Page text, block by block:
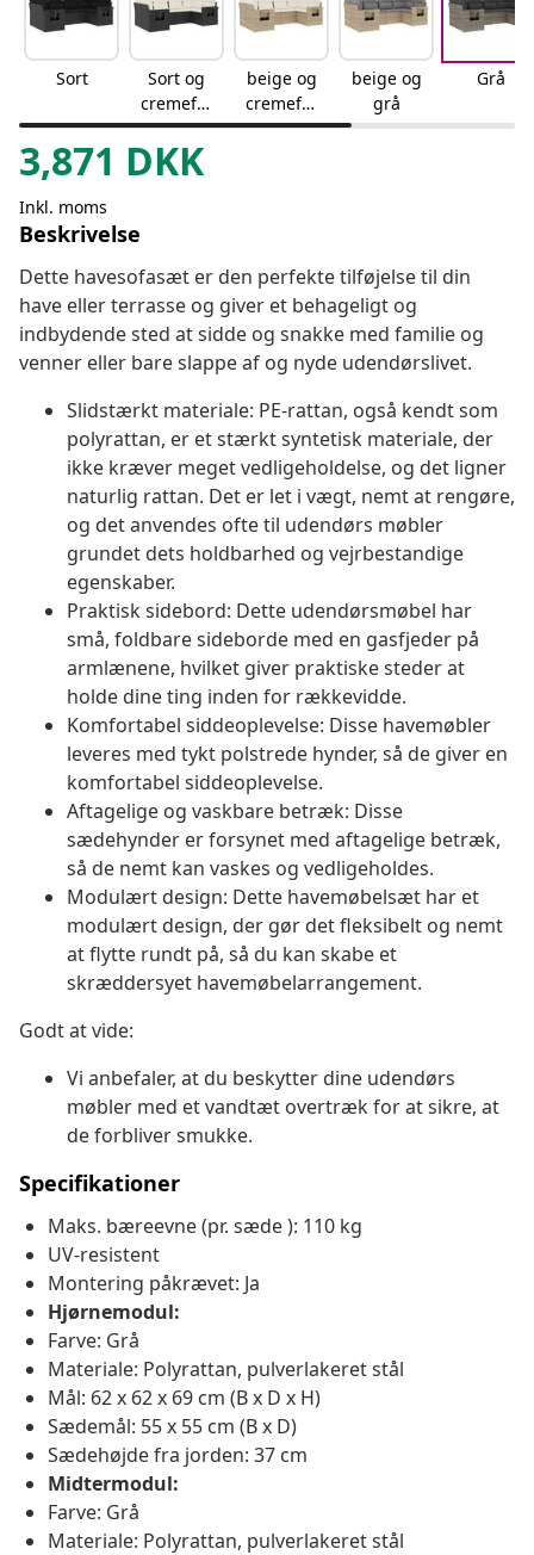
Sort
Sort og
cremefar
vet
beige og
cremefar
vet
beige og
grå
Grå
3,871 DKK
Inkl. moms
Beskrivelse
Dette havesofasæt er den perfekte tilføjelse til din
have eller terrasse og giver et behageligt og
indbydende sted at sidde og snakke med familie og
venner eller bare slappe af og nyde udendørslivet.
Slidstærkt materiale: PE-rattan, også kendt som
polyrattan, er et stærkt syntetisk materiale, der
ikke kræver meget vedligeholdelse, og det ligner
naturlig rattan. Det er let i vægt, nemt at rengøre,
og det anvendes ofte til udendørs møbler
grundet dets holdbarhed og vejrbestandige
egenskaber.
Praktisk sidebord: Dette udendørsmøbel har
små, foldbare sideborde med en gasfjeder på
armlænene, hvilket giver praktiske steder at
holde dine ting inden for rækkevidde.
Komfortabel siddeoplevelse: Disse havemøbler
leveres med tykt polstrede hynder, så de giver en
komfortabel siddeoplevelse.
Aftagelige og vaskbare betræk: Disse
sædehynder er forsynet med aftagelige betræk,
så de nemt kan vaskes og vedligeholdes.
Modulært design: Dette havemøbelsæt har et
modulært design, der gør det fleksibelt og nemt
at flytte rundt på, så du kan skabe et
skræddersyet havemøbelarrangement.
Godt at vide:
Vi anbefaler, at du beskytter dine udendørs
møbler med et vandtæt overtræk for at sikre, at
de forbliver smukke.
Specifikationer
Maks. bæreevne (pr. sæde ): 110 kg
UV-resistent
Montering påkrævet: Ja
Hjørnemodul:
Farve: Grå
Materiale: Polyrattan, pulverlakeret stål
Mål: 62 x 62 x 69 cm (B x D x H)
Sædemål: 55 x 55 cm (B x D)
Sædehøjde fra jorden: 37 cm
Midtermodul:
Farve: Grå
Materiale: Polyrattan, pulverlakeret stål